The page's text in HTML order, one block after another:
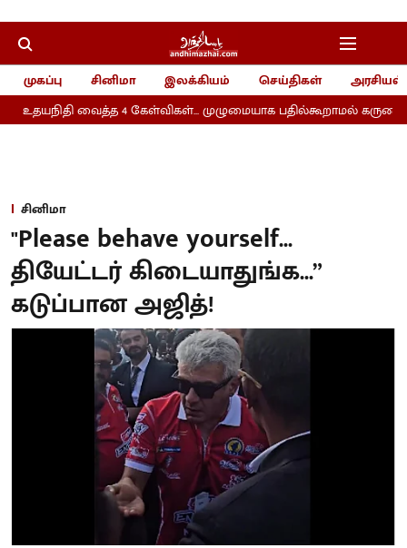
முகப்பு சினிமா இலக்கியம் செய்திகள்
அரசியல்
உதயநிதி வைத்த 4 கேள்விகள்... முழுமையாக பதில்கூறாமல்
சினிமா
"Please behave yourself...
தியேட்டர் கிடையாதுங்க...”
கடுப்பான அஜித்!